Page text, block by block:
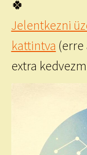
Jelentkezni
kattintva (erre
extra